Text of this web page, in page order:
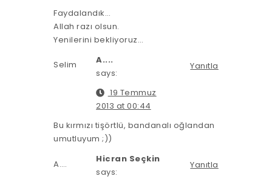
Faydalandık…
Allah razı olsun.
Yenilerini bekliyoruz…
Selim Yanıtla
A....
says:
19 Temmuz
2013 at 00:44
Bu kırmızı tişörtlü, bandanalı oğlandan
umutluyum ;))
A…. Yanıtla
Hicran Seçkin
says: